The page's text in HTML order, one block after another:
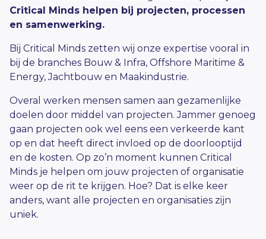
Critical Minds helpen bij projecten, processen
en samenwerking.
Bij Critical Minds zetten wij onze expertise vooral in
bij de branches Bouw & Infra, Offshore Maritime &
Energy,Jachtbouw en Maakindustrie.
Overal werken mensen samen aan gezamenlijke
doelen door middel van projecten. Jammer genoeg
gaan projecten ook wel eens een verkeerde kant
op en dat heeft direct invloed op de doorlooptijd
en de kosten. Op zo’n moment kunnen Critical
Minds je helpen om jouw projecten of organisatie
weer op de rit te krijgen. Hoe? Dat is elke keer
anders, want alle projecten en organisaties zijn
uniek.